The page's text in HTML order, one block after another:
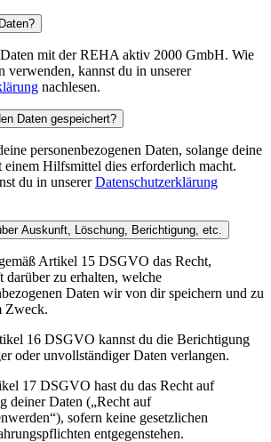
mit der REHA aktiv 2000 GmbH. Wie
verwenden, kannst du in unserer
nachlesen.
Daten gespeichert?
personenbezogenen Daten, solange deine
einem Hilfsmittel dies erforderlich macht.
du in unsererDatenschutzerklärung
Auskunft, Löschung, Berichtigung, etc.
Artikel 15 DSGVO das Recht,
darüber zu erhalten, welche
Daten wir von dir speichern und zu
Zweck.
16 DSGVO kannst du die Berichtigung
oder unvollständiger Daten verlangen.
17 DSGVO hast du das Recht auf
deiner Daten („Recht auf
sofern keine gesetzlichen
entgegenstehen.